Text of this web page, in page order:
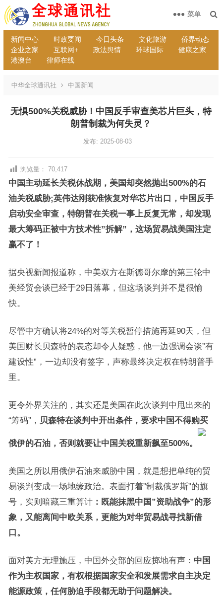
新闻中心 时政要闻 今日头条 文化旅游
侨界动态
企业之家
互联网+ 政法舆情 环球国际
健康之家
港澳台
律师在线
菜单
中华全球通讯社 中国新闻
无惧500%关税威胁！中国反手审查美芯片巨头，特
朗普制裁为何失灵？
发布: 2025-08-03
浏览量： 70,417
中国主动延长关税休战期，美国却突然抛出500%的石
油关税威胁;英伟达刚获准恢复对华芯片出口，中国反手
启动安全审查，特朗普在关税一事上反复无常，却发现
最大筹码正被中方技术性”拆解”，这场贸易战美国注定
赢不了！
据央视新闻报道称，中美双方在斯德哥尔摩的第三轮中
美经贸会谈已经于29日落幕，但这场谈判并不是很愉
快。
尽管中方确认将24%的对等关税暂停措施再延90天，但
美国财长贝森特的表态却令人疑惑，他一边强调会谈”有
建设性”，一边却没有签字，声称最终决定权在特朗普手
里。
更令外界关注的，其实还是美国在此次谈判中甩出来的
“筹码”， 贝森特在谈判中开出条件，要求中国不得购买
俄伊的石油，否则就要让中国关税重新飙至500%。
美国之所以用俄伊石油来威胁中国，就是想把单纯的贸
易谈判变成一场地缘政治。表面打着”制裁俄罗斯”的旗
号，实则暗藏三重算计：既能抹黑中国”资助战争”的形
象，又能离间中欧关系，更能为对华贸易战寻找新借
口。
面对美方无理施压，中国外交部的回应掷地有声： 中国
作为主权国家，有权根据国家安全和发展需求自主决定
能源政策，任何胁迫手段都无助于问题解决。